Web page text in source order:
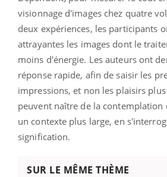
visionnage d'images chez quatre
deux expériences, les participants
attrayantes les images dont le
moins d'énergie. Les auteurs ont
réponse rapide, afin de saisir les
impressions, et non les plaisirs
peuvent naître de la contemplation
un contexte plus large, en
signification.
SUR LE MÊME THÈME